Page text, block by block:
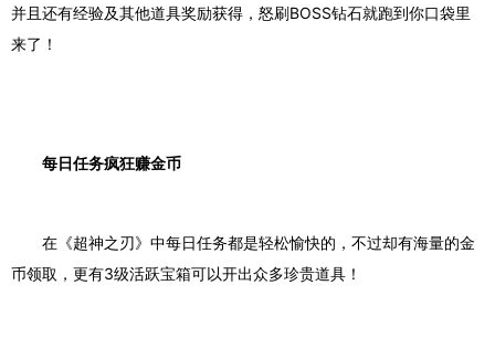
并且还有经验及其他道具奖励获得，怒刷BOSS钻石就跑到你口袋里
来了！
每日任务疯狂赚金币
在《超神之刃》中每日任务都是轻松愉快的，不过却有海量的金
币领取，更有3级活跃宝箱可以开出众多珍贵道具！